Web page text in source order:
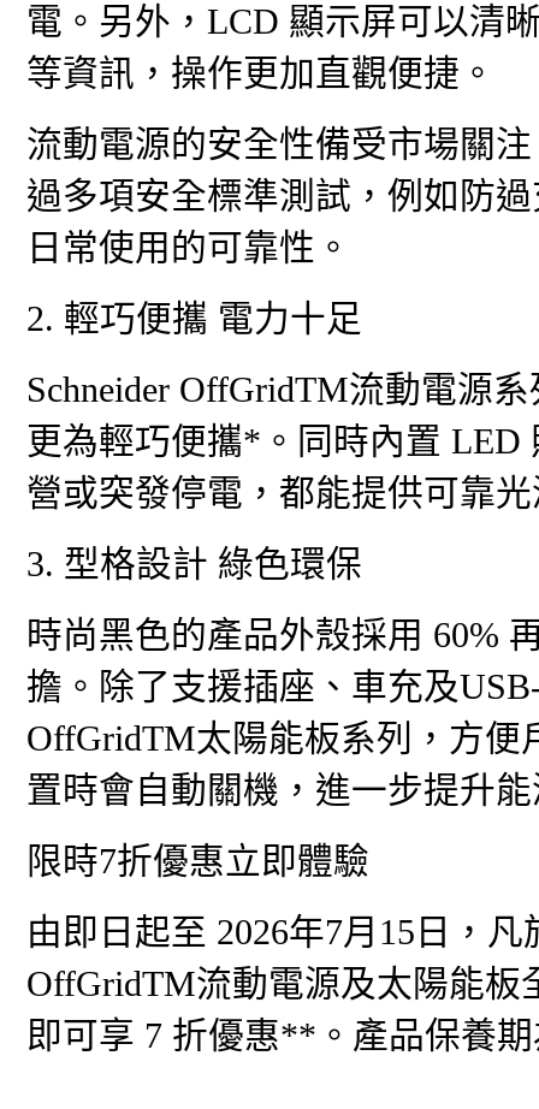
電。另外，LCD 顯示屏可以清
等資訊，操作更加直觀便捷。
流動電源的安全性備受市場關
過多項安全標準測試，例如防
日常使用的可靠性。
2. 輕巧便攜 電力十足
Schneider OffGridTM流動電源
更為輕巧便攜*。同時內置 LED
營或突發停電，都能提供可靠
3. 型格設計 綠色環保
時尚黑色的產品外殼採用 60%
擔。除了支援插座、車充及
OffGridTM太陽能板系列，方便
置時會自動關機，進一步提升
限時7折優惠立即體驗
由即日起至 2026年7月15日，
OffGridTM流動電源及太陽能板
即可享 7 折優惠**。產品保養